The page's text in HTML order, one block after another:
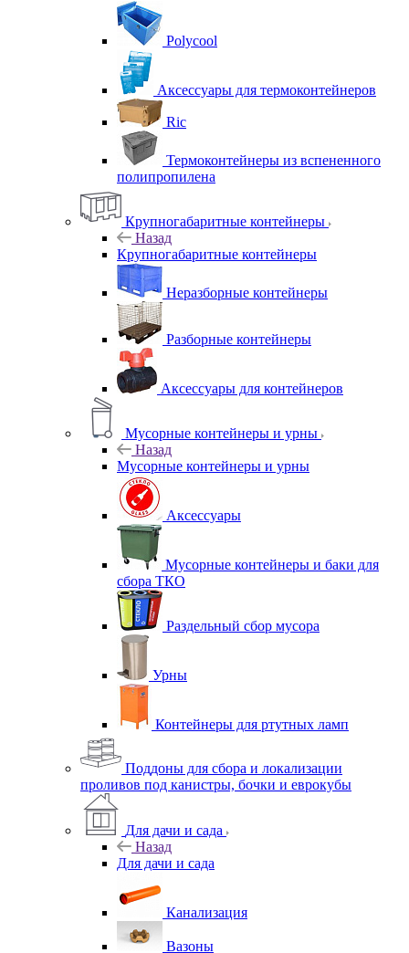
Polycool
Аксессуары для термоконтейнеров
Ric
Термоконтейнеры из вспененного
полипропилена
Крупногабаритные контейнеры
Назад
Крупногабаритные контейнеры
Неразборные контейнеры
Разборные контейнеры
Аксессуары для контейнеров
Мусорные контейнеры и урны
Назад
Мусорные контейнеры и урны
Аксессуары
Мусорные контейнеры и баки для
сбора ТКО
Раздельный сбор мусора
Урны
Контейнеры для ртутных ламп
Поддоны для сбора и локализации
проливов под канистры, бочки и еврокубы
Для дачи и сада
Назад
Для дачи и сада
Канализация
Вазоны